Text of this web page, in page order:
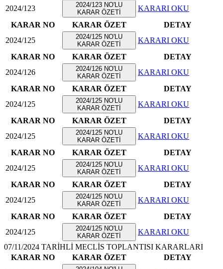
2024/123
2024/123 NO'LU
KARAR ÖZETİ
KARARI OKU
KARAR NO
KARAR ÖZET
DETAY
2024/125
2024/125 NO'LU
KARAR ÖZETİ
KARARI OKU
KARAR NO
KARAR ÖZET
DETAY
2024/126
2024/126 NO'LU
KARAR ÖZETİ
KARARI OKU
KARAR NO
KARAR ÖZET
DETAY
2024/125
2024/125 NO'LU
KARAR ÖZETİ
KARARI OKU
KARAR NO
KARAR ÖZET
DETAY
2024/125
2024/125 NO'LU
KARAR ÖZETİ
KARARI OKU
KARAR NO
KARAR ÖZET
DETAY
2024/125
2024/125 NO'LU
KARAR ÖZETİ
KARARI OKU
KARAR NO
KARAR ÖZET
DETAY
2024/125
2024/125 NO'LU
KARAR ÖZETİ
KARARI OKU
KARAR NO
KARAR ÖZET
DETAY
2024/125
2024/125 NO'LU
KARAR ÖZETİ
KARARI OKU
07/11/2024 TARİHLİ MECLİS TOPLANTISI KARARLARI
KARAR NO
KARAR ÖZET
DETAY